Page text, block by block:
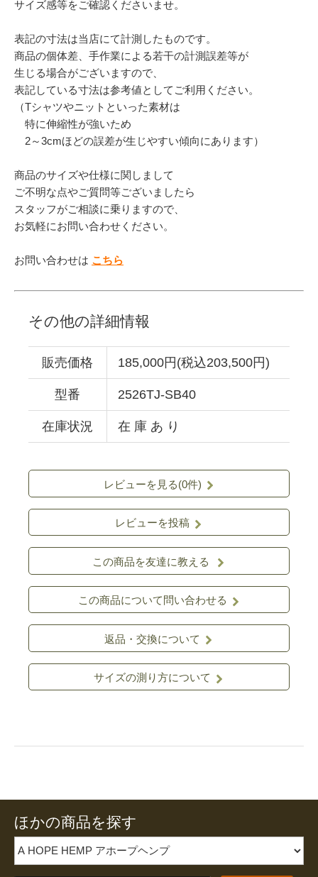
サイズ感等をご確認くださいませ。
表記の寸法は当店にて計測したものです。
商品の個体差、手作業による若干の計測誤差等が
生じる場合がございますので、
表記している寸法は参考値としてご利用ください。
（Tシャツやニットといった素材は
特に伸縮性が強いため
2～3cmほどの誤差が生じやすい傾向にあります）
商品のサイズや仕様に関しまして
ご不明な点やご質問等ございましたら
スタッフがご相談に乗りますので、
お気軽にお問い合わせください。
お問い合わせは こちら
その他の詳細情報
販売価格 185,000円(税込203,500円)
型番 2526TJ-SB40
在庫状況 在 庫 あ り
レビューを見る(0件)
レビューを投稿
この商品を友達に教える
この商品について問い合わせる
返品・交換について
サイズの測り方について
ほかの商品を探す